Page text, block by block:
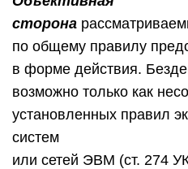
сторона
по общему правилу
в форме действия.
возможно только как
установленных правил
систем
или сетей ЭВМ (ст. 274